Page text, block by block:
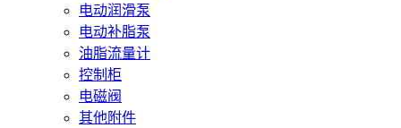
电动润滑泵
电动补脂泵
油脂流量计
控制柜
电磁阀
其他附件